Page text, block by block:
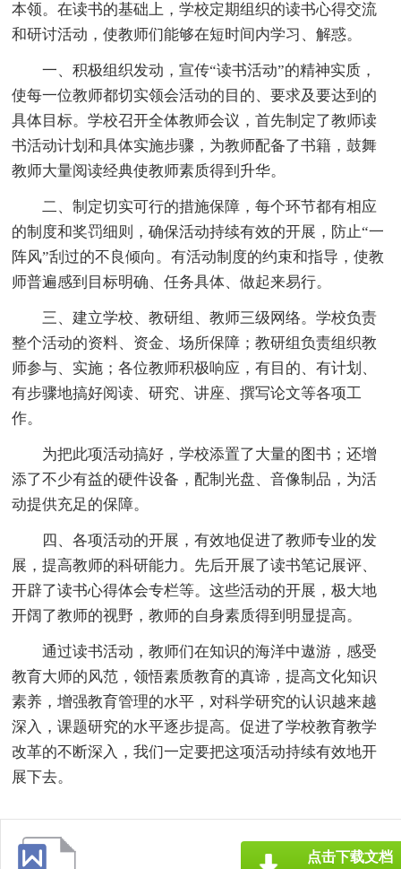
本领。在读书的基础上，学校定期组织的读书心得交流
和研讨活动，使教师们能够在短时间内学习、解惑。
一、积极组织发动，宣传“读书活动”的精神实质，
使每一位教师都切实领会活动的目的、要求及要达到的
具体目标。学校召开全体教师会议，首先制定了教师读
书活动计划和具体实施步骤，为教师配备了书籍，鼓舞
教师大量阅读经典使教师素质得到升华。
二、制定切实可行的措施保障，每个环节都有相应
的制度和奖罚细则，确保活动持续有效的开展，防止“一
阵风”刮过的不良倾向。有活动制度的约束和指导，使教
师普遍感到目标明确、任务具体、做起来易行。
三、建立学校、教研组、教师三级网络。学校负责
整个活动的资料、资金、场所保障；教研组负责组织教
师参与、实施；各位教师积极响应，有目的、有计划、
有步骤地搞好阅读、研究、讲座、撰写论文等各项工
作。
为把此项活动搞好，学校添置了大量的图书；还增
添了不少有益的硬件设备，配制光盘、音像制品，为活
动提供充足的保障。
四、各项活动的开展，有效地促进了教师专业的发
展，提高教师的科研能力。先后开展了读书笔记展评、
开辟了读书心得体会专栏等。这些活动的开展，极大地
开阔了教师的视野，教师的自身素质得到明显提高。
通过读书活动，教师们在知识的海洋中遨游，感受
教育大师的风范，领悟素质教育的真谛，提高文化知识
素养，增强教育管理的水平，对科学研究的认识越来越
深入，课题研究的水平逐步提高。促进了学校教育教学
改革的不断深入，我们一定要把这项活动持续有效地开
展下去。
点击下载文档